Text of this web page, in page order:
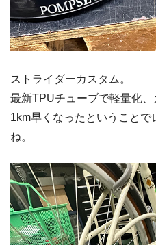
ストライダーカスタム。
最新TPUチューブで軽量化
1km早くなったということ
ね。